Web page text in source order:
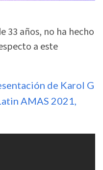
33 años, no ha hecho
a este
de Karol G
AMAS 2021,